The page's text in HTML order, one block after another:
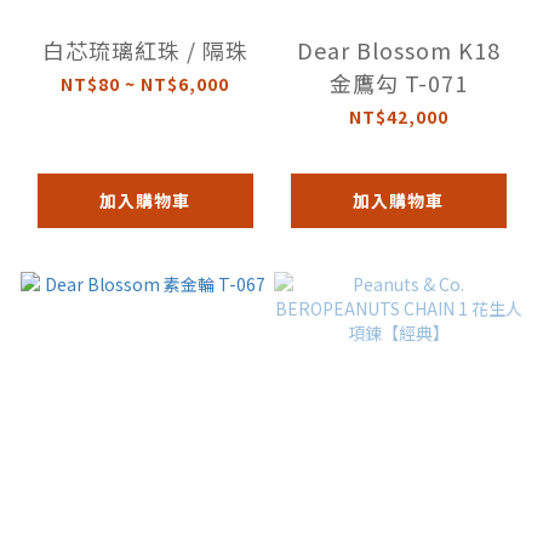
白芯琉璃紅珠 / 隔珠
NT$80 ~ NT$6,000
加入購物車
Dear Blossom K18
金鷹勾 T-071
NT$42,000
加入購物車